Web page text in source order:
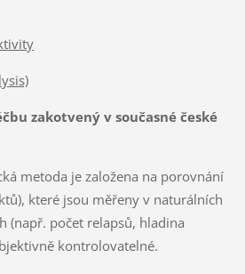
zakotvený v současné české
metoda je založena na porovnání
které jsou měřeny v naturálních
(např. počet relapsů, hladina
kontrolovatelné.